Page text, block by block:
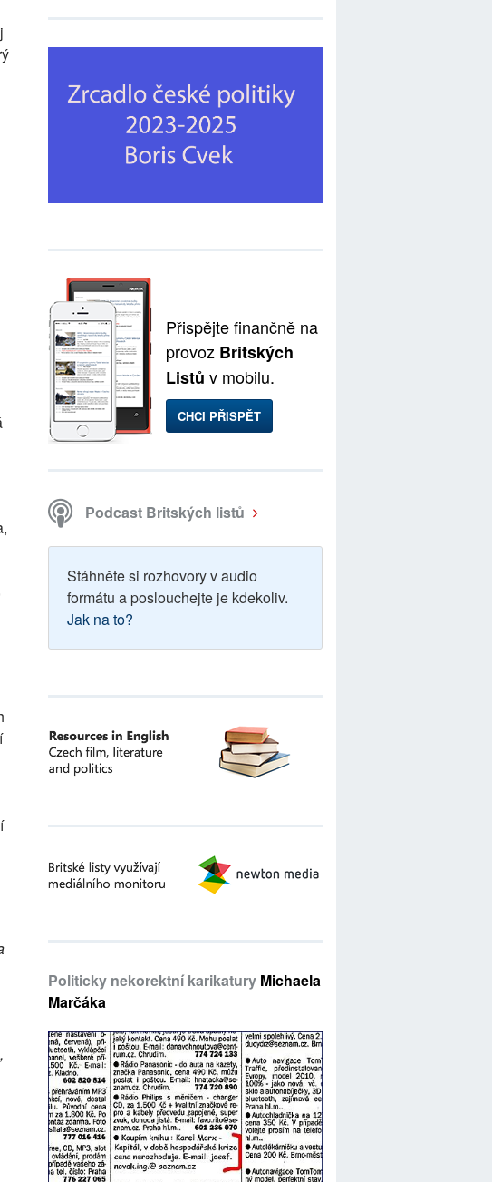
Přispějte finančně na
provoz Britských
Listů v mobilu.
CHCI PŘISPĚT
Podcast Britských listů
Stáhněte si rozhovory v audio
formátu a poslouchejte je kdekoliv.
Jak na to?
Politicky nekorektní karikatury Michaela
Marčáka